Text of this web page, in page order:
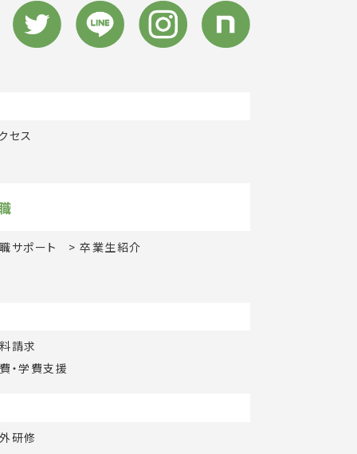
セス
サポート 卒業生紹介
請求
・学費支援
研修